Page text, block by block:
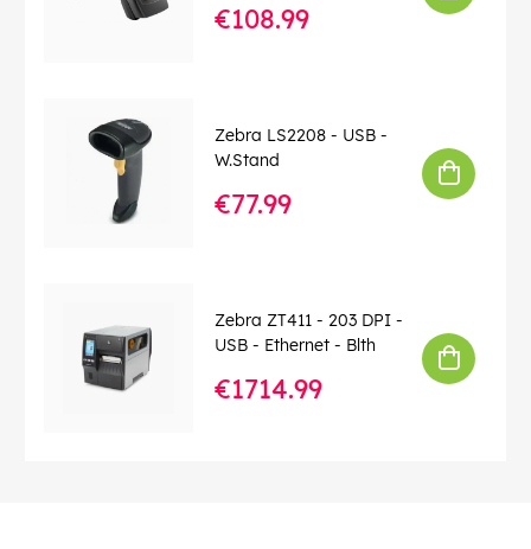
€108.99
Zebra LS2208 - USB -
W.Stand
€77.99
Zebra ZT411 - 203 DPI -
USB - Ethernet - Blth
€1714.99